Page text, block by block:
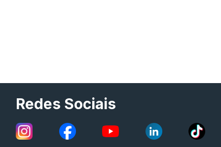
Redes Sociais